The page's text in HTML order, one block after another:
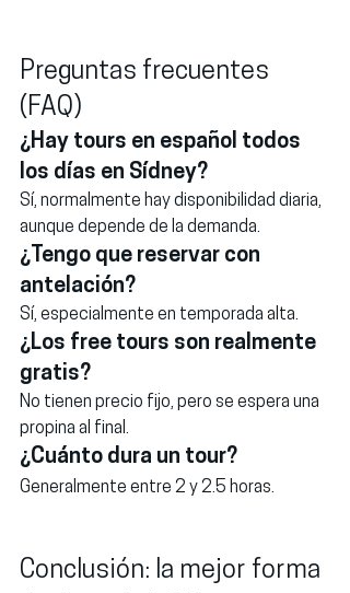
Preguntas frecuentes
(FAQ)
¿Hay tours en español todos
los días en Sídney?
Sí, normalmente hay disponibilidad diaria,
aunque depende de la demanda.
¿Tengo que reservar con
antelación?
Sí, especialmente en temporada alta.
¿Los free tours son realmente
gratis?
No tienen precio fijo, pero se espera una
propina al final.
¿Cuánto dura un tour?
Generalmente entre 2 y 2.5 horas.
Conclusión: la mejor forma